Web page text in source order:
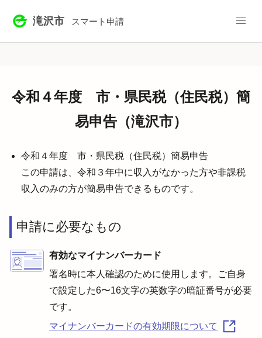
滝沢市 スマート申請
令和４年度 市・県民税（住民税）簡
易申告（滝沢市）
令和４年度 市・県民税（住民税）簡易申告
この申請は、令和３年中に収入がなかった方や非課税
収入のみの方が簡易申告できるものです。
申請に必要なもの
有効なマイナンバーカード
署名時に本人確認のために使用します。ご自身
で設定した6〜16文字の英数字の暗証番号が必要
です。
マイナンバーカードの有効期限について